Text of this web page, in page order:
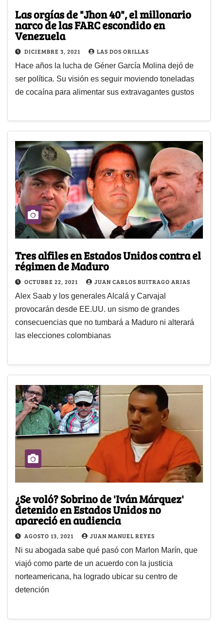
Las orgías de "Jhon 40", el millonario
narco de las FARC escondido en
Venezuela
DICIEMBRE 3, 2021 LAS DOS ORILLAS
Hace años la lucha de Géner García Molina dejó de
ser política. Su visión es seguir moviendo toneladas
de cocaína para alimentar sus extravagantes gustos
Tres alfiles en Estados Unidos contra el
régimen de Maduro
OCTUBRE 22, 2021 JUAN CARLOS BUITRAGO ARIAS
Alex Saab y los generales Alcalá y Carvajal
provocarán desde EE.UU. un sismo de grandes
consecuencias que no tumbará a Maduro ni alterará
las elecciones colombianas
¿Se voló? Sobrino de 'Iván Márquez'
detenido en Estados Unidos no
apareció en audiencia
AGOSTO 13, 2021 JUAN MANUEL REYES
Ni su abogada sabe qué pasó con Marlon Marín, que
viajó como parte de un acuerdo con la justicia
norteamericana, ha logrado ubicar su centro de
detención